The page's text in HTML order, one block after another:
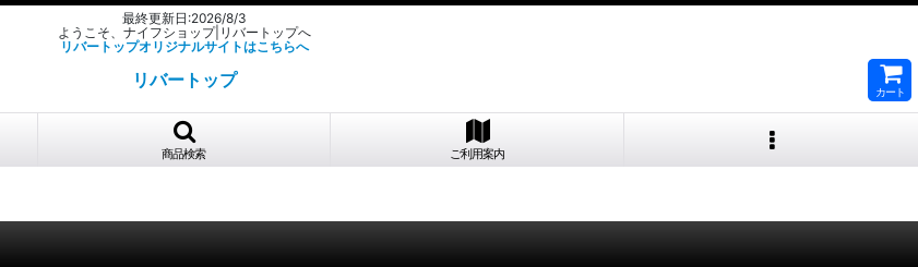
最終更新日:2026/8/3
ようこそ、ナイフショップ|リバートップへ
リバートップオリジナルサイトはこちらへ
リバートップ
カート
商品検索 ご利用案内